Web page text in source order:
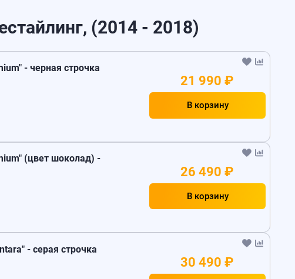
(2014 - 2018)
- черная строчка
21 990 ₽
В корзину
(цвет шоколад) -
26 490 ₽
В корзину
- серая строчка
30 490 ₽